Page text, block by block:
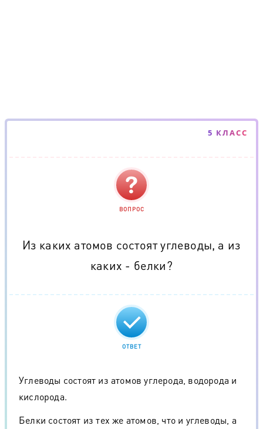
5 КЛАСС
ВОПРОС
Из каких атомов состоят углеводы, а из
каких - белки?
ОТВЕТ
Углеводы состоят из атомов углерода, водорода и
кислорода.
Белки состоят из тех же атомов, что и углеводы, а